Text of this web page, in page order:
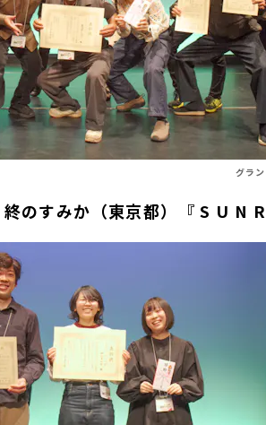
グラ
終のすみか（東京都）『 S U N R